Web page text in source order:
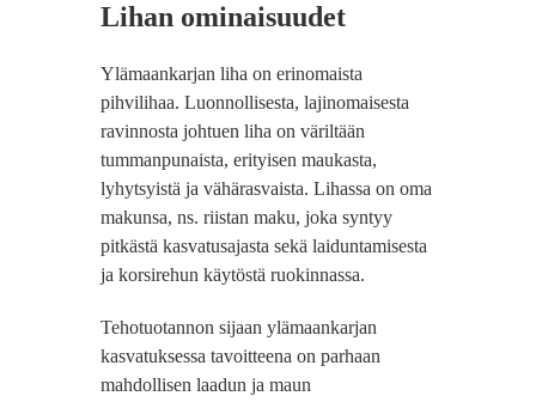
Lihan ominaisuudet
Ylämaankarjan liha on erinomaista
pihvilihaa. Luonnollisesta, lajinomaisesta
ravinnosta johtuen liha on väriltään
tummanpunaista, erityisen maukasta,
lyhytsyistä ja vähärasvaista. Lihassa on oma
makunsa, ns. riistan maku, joka syntyy
pitkästä kasvatusajasta sekä laiduntamisesta
ja korsirehun käytöstä ruokinnassa.
Tehotuotannon sijaan ylämaankarjan
kasvatuksessa tavoitteena on parhaan
mahdollisen laadun ja maun